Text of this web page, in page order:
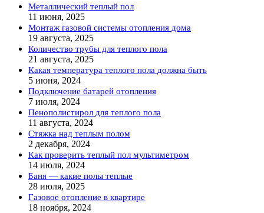
Металлический теплый пол
11 июня, 2025
Монтаж газовой системы отопления дома
19 августа, 2025
Количество трубы для теплого пола
21 августа, 2025
Какая температура теплого пола должна быть
5 июня, 2024
Подключение батарей отопления
7 июля, 2024
Пенополистирол для теплого пола
11 августа, 2024
Стяжка над теплым полом
2 декабря, 2024
Как проверить теплый пол мультиметром
14 июля, 2024
Баня — какие полы теплые
28 июля, 2025
Газовое отопление в квартире
18 ноября, 2024